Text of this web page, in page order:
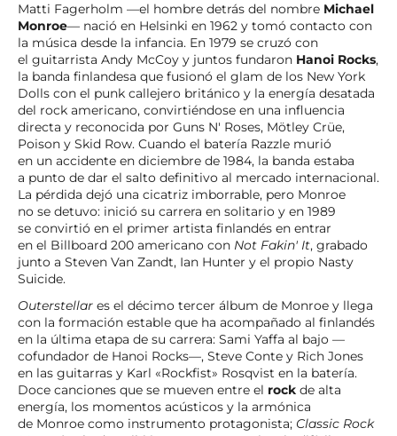
Matti Fagerholm —el hombre detrás del nombre Michael
Monroe— nació en Helsinki en 1962 y tomó contacto con
la música desde la infancia. En 1979 se cruzó con
el guitarrista Andy McCoy y juntos fundaron Hanoi Rocks,
la banda finlandesa que fusionó el glam de los New York
Dolls con el punk callejero británico y la energía desatada
del rock americano, convirtiéndose en una influencia
directa y reconocida por Guns N' Roses, Mötley Crüe,
Poison y Skid Row. Cuando el batería Razzle murió
en un accidente en diciembre de 1984, la banda estaba
a punto de dar el salto definitivo al mercado internacional.
La pérdida dejó una cicatriz imborrable, pero Monroe
no se detuvo: inició su carrera en solitario y en 1989
se convirtió en el primer artista finlandés en entrar
en el Billboard 200 americano con Not Fakin' It, grabado
junto a Steven Van Zandt, Ian Hunter y el propio Nasty
Suicide.
Outerstellar es el décimo tercer álbum de Monroe y llega
con la formación estable que ha acompañado al finlandés
en la última etapa de su carrera: Sami Yaffa al bajo —
cofundador de Hanoi Rocks—, Steve Conte y Rich Jones
en las guitarras y Karl «Rockfist» Rosqvist en la batería.
Doce canciones que se mueven entre el rock de alta
energía, los momentos acústicos y la armónica
de Monroe como instrumento protagonista; Classic Rock